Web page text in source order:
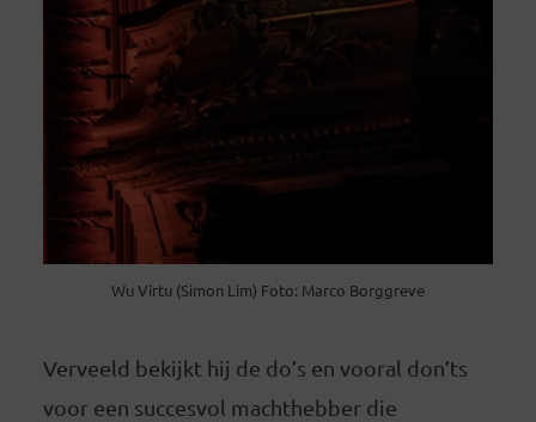
Wu Virtu (Simon Lim) Foto: Marco Borggreve
Verveeld bekijkt hij de do’s en vooral don’ts
voor een succesvol machthebber die